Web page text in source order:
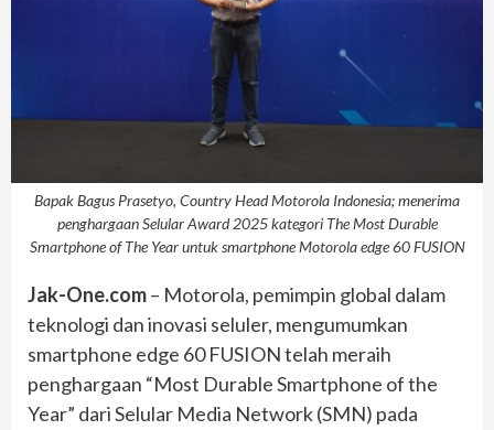
Bapak Bagus Prasetyo, Country Head Motorola Indonesia; menerima
penghargaan Selular Award 2025 kategori The Most Durable
Smartphone of The Year untuk smartphone Motorola edge 60 FUSION
Jak-One.com– Motorola, pemimpin global dalam
teknologi dan inovasi seluler, mengumumkan
smartphone edge 60 FUSION telah meraih
penghargaan “Most Durable Smartphone of the
Year” dari Selular Media Network (SMN) pada